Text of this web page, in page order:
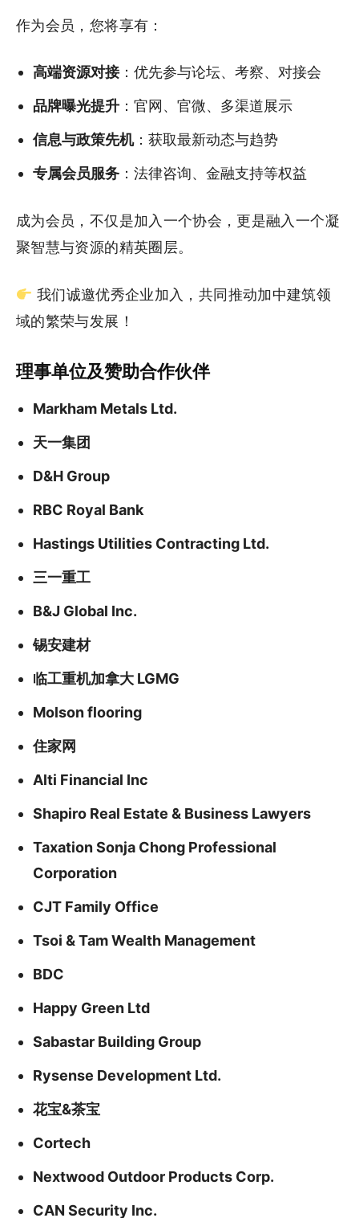
作为会员，您将享有：
高端资源对接：优先参与论坛、考察、对接会
品牌曝光提升 ：官网、官微、多渠道展示
信息与政策先机：获取最新动态与趋势
专属会员服务 ：法律咨询、金融支持等权益
成为会员，不仅是加入一个协会，更是融入一个凝
聚智慧与资源的精英圈层。
我们诚邀优秀企业加入，共同推动加中建筑领
域的繁荣与发展！
理事单位及赞助合作伙伴
Markham Metals Ltd.
天一集团
D&H Group
RBC Royal Bank
Hastings Utilities Contracting Ltd.
三一重工
B&J Global Inc.
锡安建材
临工重机加拿大 LGMG
Molson flooring
住家网
Alti Financial Inc
Shapiro Real Estate & Business Lawyers
Taxation Sonja Chong Professional
Corporation
CJT Family Office
Tsoi & Tam Wealth Management
BDC
Happy Green Ltd
Sabastar Building Group
Rysense Development Ltd.
花宝&茶宝
Cortech
Nextwood Outdoor Products Corp.
CAN Security Inc.